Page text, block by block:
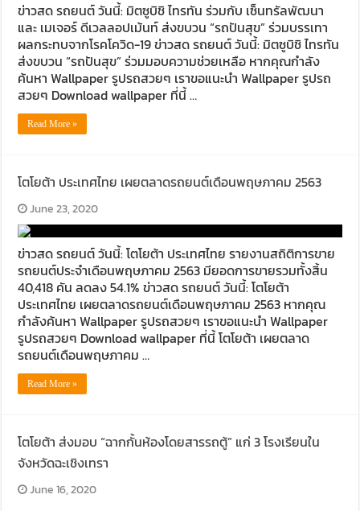
ข่าวสด รถยนต์ วันนี้: มิตซูบิชิ ไทรทัน ร่วมกับ เซ็นทรัลพัฒนา
และ เมเจอร์ ดีเวลลอปเม้นท์ ส่งขบวน “รถปันสุข” ร่วมบรรเทา
ผลกระทบจากโรคโควิด-19 ข่าวสด รถยนต์ วันนี้: มิตซูบิชิ ไทรทัน
ส่งขบวน “รถปันสุข” ร่วมมอบความช่วยเหลือ หากคุณกำลัง
ค้นหา Wallpaper รูปรถสวยๆ เราขอแนะนำ Wallpaper รูปรถ
สวยๆ Download wallpaper ที่นี้ …
Read More »
โตโยต้า ประเทศไทย เผยตลาดรถยนต์เดือนพฤษภาคม 2563
June 23, 2020
ข่าวสด รถยนต์ วันนี้: โตโยต้า ประเทศไทย รายงานสถิติการขาย
รถยนต์ประจำเดือนพฤษภาคม 2563 มียอดการขายรวมทั้งสิ้น
40,418 คัน ลดลง 54.1% ข่าวสด รถยนต์ วันนี้: โตโยต้า
ประเทศไทย เผยตลาดรถยนต์เดือนพฤษภาคม 2563 หากคุณ
กำลังค้นหา Wallpaper รูปรถสวยๆ เราขอแนะนำ Wallpaper
รูปรถสวยๆ Download wallpaper ที่นี้ โตโยต้า เผยตลาด
รถยนต์เดือนพฤษภาคม …
Read More »
โตโยต้า ส่งมอบ “ฉากกั้นห้องโดยสารรถตู้” แก่ 3 โรงเรียนใน
จังหวัดฉะเชิงเทรา
June 16, 2020